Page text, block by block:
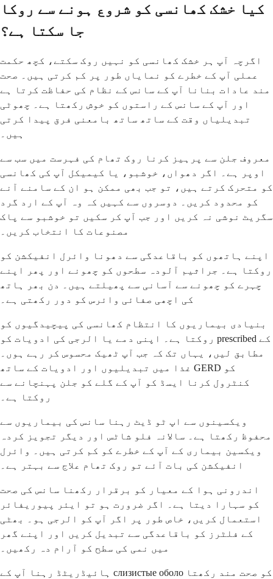
کیا خشک کھانسی کو شروع ہونے سے روکا
جا سکتا ہے؟
اگرچہ آپ ہر خشک کھانسی کو نہیں روک سکتے، کچھ حکمت
عملی آپ کے خطرے کو نمایاں طور پر کم کرتی ہیں۔ صحت
مند عادات بنانا آپ کے سانس کے نظام کی حفاظت کرتا ہے
اور آپ کے سانس کے راستوں کو خوش رکھتا ہے۔ چھوٹی
تبدیلیاں وقت کے ساتھ ساتھ بامعنی فرق پیدا کرتی
ہیں۔
معروف جلن سے پرہیز کرنا روک تھام کی فہرست میں سب سے
اوپر ہے۔ اگر دھواں، خوشبو، یا کیمیکل آپ کی کھانسی
کو متحرک کرتے ہیں، تو جب بھی ممکن ہو ان کے سامنے آنے
کو محدود کریں۔ دوسروں سے کہیں کہ وہ آپ کے ارد گرد
سگریٹ نوشی نہ کریں اور جب آپ کر سکیں تو خوشبو سے پاک
مصنوعات کا انتخاب کریں۔
اپنے ہاتھوں کو باقاعدگی سے دھونا وائرل انفیکشن کو
روکتا ہے۔ جراثیم آلودہ سطحوں کو چھونے اور پھر اپنے
چہرے کو چھونے سے آسانی سے پھیلتے ہیں۔ دن بھر ہاتھ
کی اچھی صفائی وائرس کو دور رکھتی ہے۔
بنیادی بیماریوں کا انتظام کھانسی کی پیچیدگیوں کو
روکتا ہے۔ اپنی دمے یا الرجی کی ادویات کو prescribed کے
مطابق لیں، یہاں تک کہ جب آپ ٹھیک محسوس کر رہے ہوں۔
غذا میں تبدیلیوں اور ادویات کے ساتھ GERD کو
کنٹرول کرنا ایسڈ کو آپ کے گلے کو جلن پہنچانے سے
روکتا ہے۔
ویکسینوں سے اپ ٹو ڈیٹ رہنا سانس کی بیماریوں سے
محفوظ رکھتا ہے۔ سالانہ فلو شاٹس اور دیگر تجویز کردہ
ویکسین بیماری کے آپ کے خطرے کو کم کرتی ہیں۔ وائرل
انفیکشن کی بات آئے تو روک تھام علاج سے بہتر ہے۔
اندرونی ہوا کے معیار کو برقرار رکھنا سانس کی صحت
کو سہارا دیتا ہے۔ اگر ضرورت ہو تو ایئر پیوریفائر
استعمال کریں، خاص طور پر اگر آپ کو الرجی ہو۔ بھٹی
کے فلٹرز کو باقاعدگی سے تبدیل کریں اور اپنے گھر
میں نمی کی سطح کو آرام دہ رکھیں۔
ہائیڈریٹڈ رہنا آپ کے слизистые оболо کو صحت مند رکھتا